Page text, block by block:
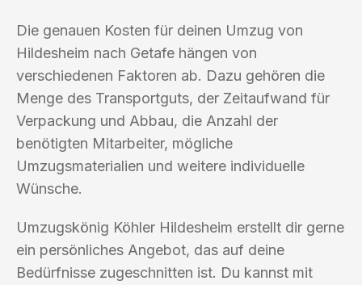
Die genauen Kosten für deinen Umzug von
Hildesheim nach Getafe hängen von
verschiedenen Faktoren ab. Dazu gehören die
Menge des Transportguts, der Zeitaufwand für
Verpackung und Abbau, die Anzahl der
benötigten Mitarbeiter, mögliche
Umzugsmaterialien und weitere individuelle
Wünsche.
Umzugskönig Köhler Hildesheim erstellt dir gerne
ein persönliches Angebot, das auf deine
Bedürfnisse zugeschnitten ist. Du kannst mit